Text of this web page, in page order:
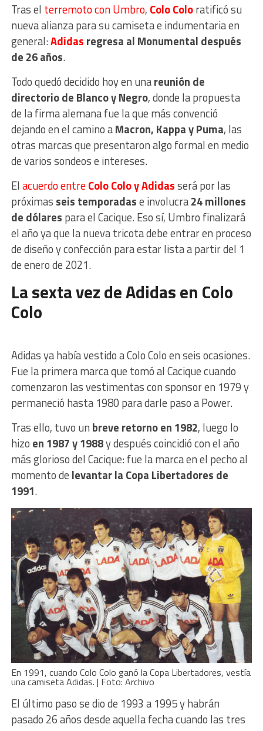
Tras el terremoto con Umbro, Colo Coloratificó su
nueva alianza para su camiseta e indumentaria en
general:Adidas regresa al Monumental después
de 26 años.
Todo quedó decidido hoy en unareunión de
directorio de Blanco y Negro, donde la propuesta
de la firma alemana fue la que más convenció
dejando en el camino aMacron, Kappa y Puma, las
otras marcas que presentaron algo formal en medio
de varios sondeos e intereses.
Elacuerdo entreColo Colo y Adidasserá por las
próximas seis temporadase involucra24 millones
de dólares para el Cacique. Eso sí, Umbro finalizará
el año ya que la nueva tricota debe entrar en proceso
de diseño y confección para estar lista a partir del 1
de enero de 2021.
La sexta vez de Adidas en Colo
Colo
Adidas ya había vestido a Colo Colo en seis ocasiones.
Fue la primera marca que tomó al Cacique cuando
comenzaron las vestimentas con sponsor en 1979 y
permaneció hasta 1980 para darle paso a Power.
Tras ello, tuvo un breve retorno en 1982, luego lo
hizo en 1987 y 1988y después coincidió con el año
más glorioso del Cacique: fue la marca en el pecho al
momento de levantar la Copa Libertadores de
1991.
En 1991, cuando Colo Colo ganó la Copa Libertadores, vestía
una camiseta Adidas. | Foto: Archivo
El último paso se dio de 1993 a 1995 y habrán
pasado 26 años desde aquella fecha cuando las tres